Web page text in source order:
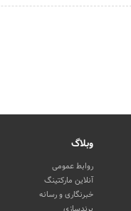
وبلاگ
روابط عمومی
آنلاین مارکتینگ
خبرنگاری و رسانه